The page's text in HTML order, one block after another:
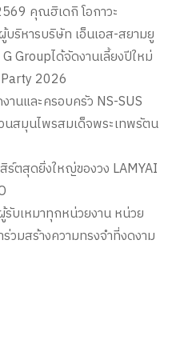
คุณฮิเดกิ โอกาวะ
ริหารบริษัท เอ็นเอส-สยามยู
Groupได้จัดงานเลี้ยงปีใหม่
2026
นและครอบครัว NS-SUS
นสมุนไพรสมเด็จพระเทพรัตน
ตสุดยิ่งใหญ่ของวง LAMYAI
บเหมาทุกหน่วยงาน หน่วย
วมสร้างความทรงจำที่งดงาม